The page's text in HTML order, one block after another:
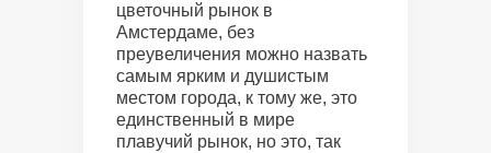
цветочный рынок в
Амстердаме, без
преувеличения можно назвать
самым ярким и душистым
местом города, к тому же, это
единственный в мире
плавучий рынок, но это, так